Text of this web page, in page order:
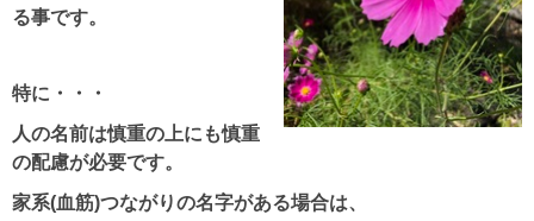
る事です。
特に・・・
人の名前は慎重の上にも慎重
の配慮が必要です。
家系(血筋)つながりの名字がある場合は、